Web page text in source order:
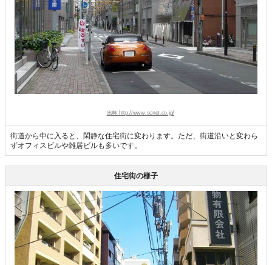
出典:http://www.scnet.co.jp/
街道から中に入ると、閑静な住宅街に変わります。ただ、街道沿いと変わら
ずオフィスビルや雑居ビルも多いです。
住宅街の様子